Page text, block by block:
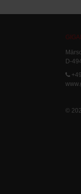
D-
©